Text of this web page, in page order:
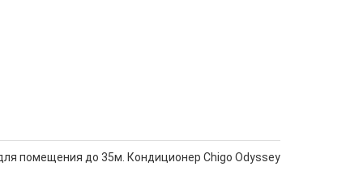
помещения до 35м. Кондиционер Chigo Odyssey